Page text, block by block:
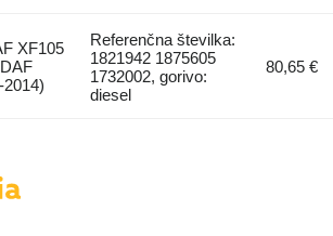
XF105
Referenčna številka:
1821942 1875605
1732002, gorivo:
diesel
80,65 €